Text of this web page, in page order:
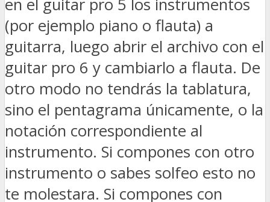
en el guitar pro 5 los instrumentos
(por ejemplo piano o flauta) a
guitarra, luego abrir el archivo con el
guitar pro 6 y cambiarlo a flauta. De
otro modo no tendrás la tablatura,
sino el pentagrama únicamente, o la
notación correspondiente al
instrumento. Si compones con otro
instrumento o sabes solfeo esto no
te molestara. Si compones con